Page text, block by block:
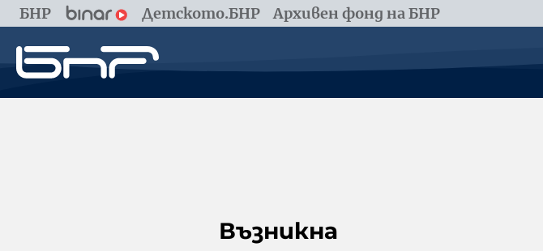
БНР Детското.БНР Архивен фонд на БНР
Възникна